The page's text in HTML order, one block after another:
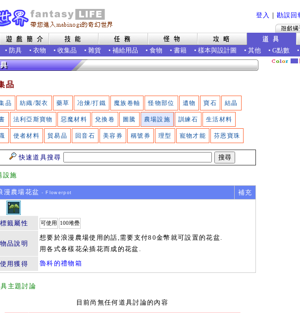
登入 ｜ 勘誤回
• 防具 • 衣物 • 收集品 • 雜貨 • 補給用品 • 食物 • 書籍 • 樣本與設計圖 • 其他 • G點數 •
品
品 紡織/製衣 藥草 冶煉/打鐵 魔族卷軸 怪物部位 遺物 寶石 結晶
法利亞斯寶物 惡魔材料 兌換卷 圖騰 農場設施 訓練石 生活材料
使者材料 貿易品 回音石 美容券 稱號券 理型 寵物才能 芬恩寶珠
快速道具搜尋
設施
農場花盆 - Flowerpot 補充
標籤屬性 可使用 100堆疊
物品說明
想要於浪漫農場使用的話,需要支付80金幣就可設置的花盆.
用各式各樣花朵插花而成的花盆.
使用獲得
魯科的禮物箱
主題討論
目前尚無任何道具討論的內容